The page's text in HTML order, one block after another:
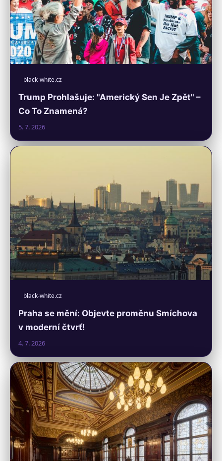
black-white.cz
Trump Prohlašuje: "Americký Sen Je Zpět" –
Co To Znamená?
5. 7. 2026
black-white.cz
Praha se mění: Objevte proměnu Smíchova
v moderní čtvrť!
4. 7. 2026